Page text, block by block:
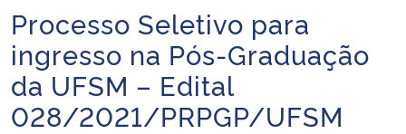
Ministério da Infraestrutura
Ministério da Agricultura, Pecuária e Abastecimento
Ministério da Educação
Início do conteúdo
Processo Seletivo para
ingresso na Pós-Graduação
da UFSM – Edital
028/2021/PRPGP/UFSM